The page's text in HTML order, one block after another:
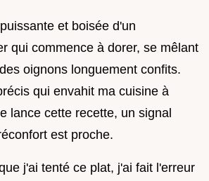
et boisée d'un
qui commence à dorer, se mêlant
oignons longuement confits.
qui envahit ma cuisine à
lance cette recette, un signal
est proche.
j'ai tenté ce plat, j'ai fait l'erreur